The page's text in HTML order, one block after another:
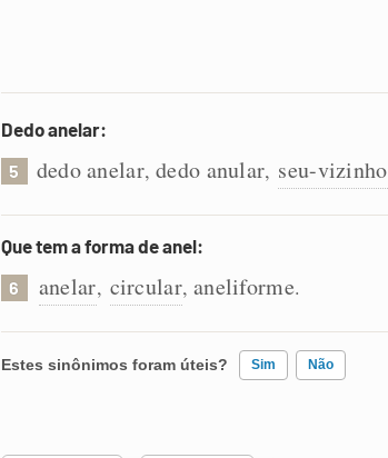
Dedo anelar:
5 dedo anelar, dedo anular, seu-vizinho
Que tem a forma de anel:
6 anelar, circular, aneliforme.
Estes sinônimos foram úteis? Sim Não